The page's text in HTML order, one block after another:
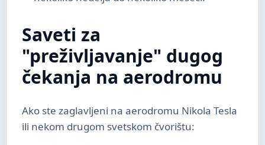
Saveti za
"preživljavanje" dugog
čekanja na aerodromu
Ako ste zaglavljeni na aerodromu Nikola Tesla
ili nekom drugom svetskom čvorištu: